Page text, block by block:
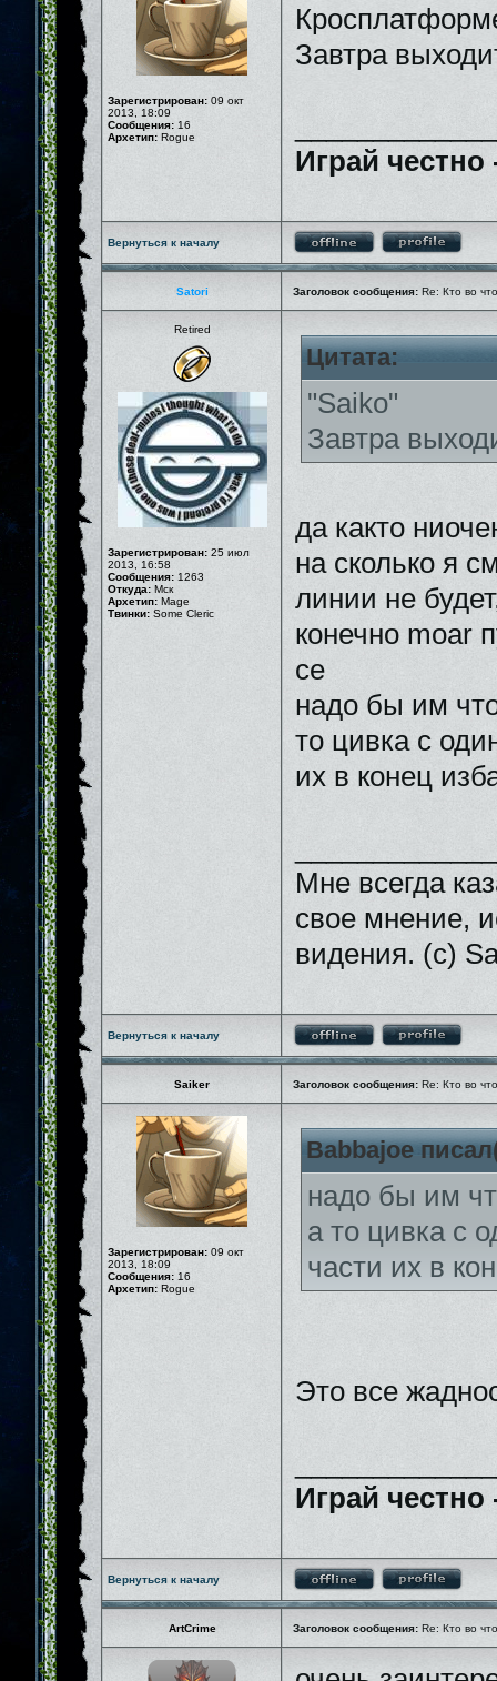
Зарегистрирован: 09 окт
2013, 18:09
Сообщения: 16
Архетип: Rogue
Завтра
Играй
Вернуться к началу
Satori Заголовок сообщения: Re: Кто во
Retired
Зарегистрирован: 25 июл
2013, 16:58
Сообщения: 1263
Откуда: Мск
Архетип: Mage
Твинки: Some Cleric
Цитата:
"Saiko"
Завтра
да както
на сколько я
линии не
конечно moar
се
надо бы им
то цивка с
их в конец
Мне всегда
свое мнение,
видения. (с)
Вернуться к началу
Saiker Заголовок сообщения: Re: Кто во
Зарегистрирован: 09 окт
2013, 18:09
Сообщения: 16
Архетип: Rogue
Babbajoe
надо бы им
а то цивка с
части их в
Это все
Играй
Вернуться к началу
ArtCrime Заголовок сообщения: Re: Кто во